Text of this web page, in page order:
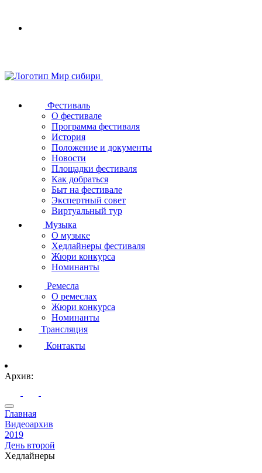
browser
Фестиваль
О фестивале
Программа фестиваля
История
Положение и документы
Новости
Площадки фестиваля
Как добраться
Быт на фестивале
Экспертный совет
Виртуальный тур
Музыка
О музыке
Хедлайнеры фестиваля
Жюри конкурса
Номинанты
Ремесла
О ремеслах
Жюри конкурса
Номинанты
Трансляция
Контакты
Архив:
Главная
Видеоархив
2019
День второй
Хедлайнеры